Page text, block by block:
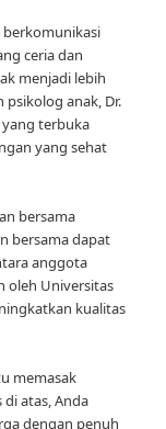
berkomunikasi
ceria dan
menjadi lebih
anak, Dr.
yang terbuka
yang sehat
bersama
bersama dapat
anggota
oleh Universitas
kualitas
memasak
atas, Anda
dengan penuh